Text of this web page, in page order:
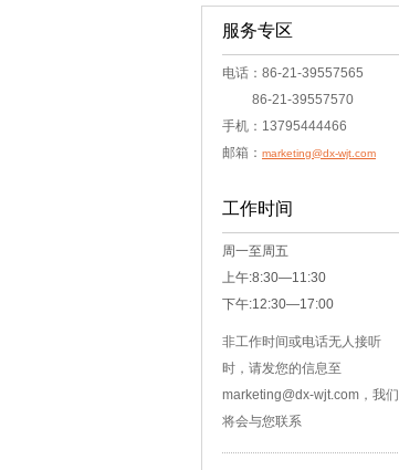
服务专区
电话：86-21-39557565
86-21-39557570
手机：13795444466
邮箱： marketing@dx-wjt.com
工作时间
周一至周五
上午:8:30—11:30
下午:12:30—17:00
非工作时间或电话无人接听
时，请发您的信息至
marketing@dx-wjt.com，我们
将会与您联系